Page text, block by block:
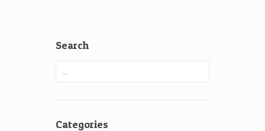
Search
Categories